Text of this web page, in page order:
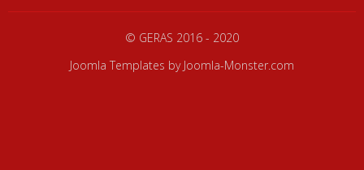
© GERAS 2016 - 2020
Joomla Templates by Joomla-Monster.com